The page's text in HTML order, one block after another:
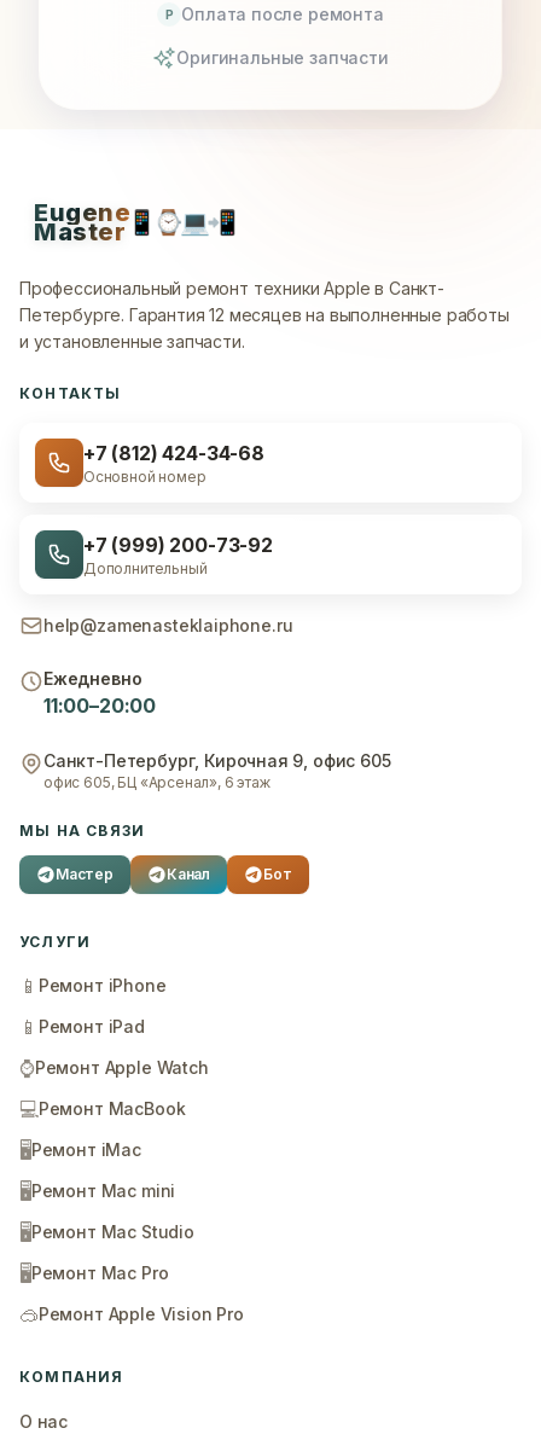
P Оплата после ремонта
Оригинальные запчасти
Eugene
Master📱 ⌚💻📲
Профессиональный ремонт техники Apple в Санкт-
Петербурге. Гарантия 12 месяцев на выполненные работы
и установленные запчасти.
КОНТАКТЫ
+7 (812) 424-34-68
Основной номер
+7 (999) 200-73-92
Дополнительный
help@zamenasteklaiphone.ru
Ежедневно
11:00–20:00
Санкт-Петербург, Кирочная 9, офис 605
офис 605, БЦ «Арсенал», 6 этаж
МЫ НА СВЯЗИ
Мастер Канал Бот
УСЛУГИ
📱 Ремонт iPhone
📱 Ремонт iPad
⌚Ремонт Apple Watch
💻Ремонт MacBook
🖥️Ремонт iMac
🖥️Ремонт Mac mini
🖥️Ремонт Mac Studio
🖥️Ремонт Mac Pro
🥽Ремонт Apple Vision Pro
КОМПАНИЯ
О нас